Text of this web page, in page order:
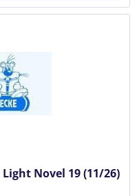
Novel 19 (11/26)